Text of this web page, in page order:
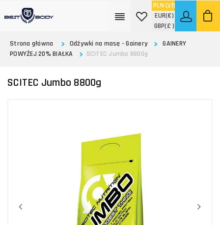
PLN (zł)
EUR(€)
GBP(£ )
Strona główna
Odżywki na masę - Gainery
GAINERY
POWYŻEJ 20% BIAŁKA
SCITEC Jumbo 8800g
SCITEC Jumbo 8800g